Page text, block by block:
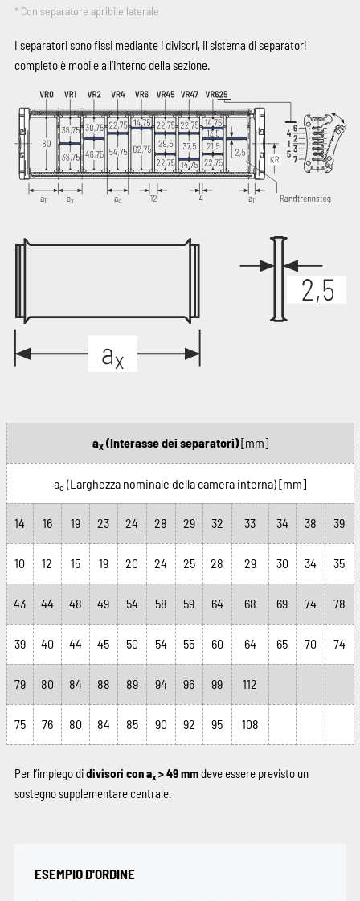
* Con separatore apribile laterale
I separatori sono fissi mediante i divisori, il sistema di separatori
completo è mobile all’interno della sezione.
ax(Interasse dei separatori)[mm]
ac (Larghezza nominale della camera interna)[mm]
14 16 19 23 24 28 29 32 33 34 38 39
10 12 15 19 20 24 25 28 29 30 34 35
43 44 48 49 54 58 59 64 68 69 74 78
39 40 44 45 50 54 55 60 64 65 70 74
79 80 84 88 89 94 96 99 112
75 76 80 84 85 90 92 95 108
Per l’impiego didivisori con ax> 49 mmdeve essere previsto un
sostegno supplementare centrale.
ESEMPIO D'ORDINE